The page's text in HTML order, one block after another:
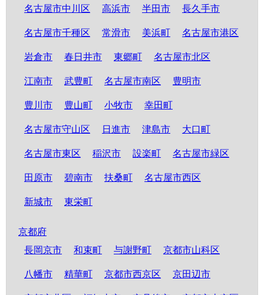
名古屋市中川区 高浜市 半田市 長久手市
名古屋市千種区 常滑市 美浜町 名古屋市港区
岩倉市 春日井市 東郷町 名古屋市北区
江南市 武豊町 名古屋市南区 豊明市
豊川市 豊山町 小牧市 幸田町
名古屋市守山区 日進市 津島市 大口町
名古屋市東区 稲沢市 設楽町 名古屋市緑区
田原市 碧南市 扶桑町 名古屋市西区
新城市 東栄町
京都府
長岡京市
和束町 与謝野町 京都市山科区
八幡市 精華町 京都市西京区 京田辺市